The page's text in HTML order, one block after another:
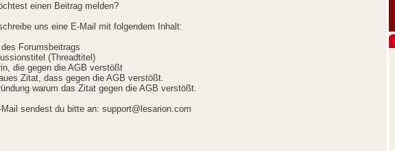
einen Beitrag melden?
uns eine E-Mail mit folgendem Inhalt:
Forumsbeitrags
(Threadtitel)
die gegen die AGB verstößt
Zitat, dass gegen die AGB verstößt.
warum das Zitat gegen die AGB verstößt.
Mail sendest du bitte an: support@lesarion.com